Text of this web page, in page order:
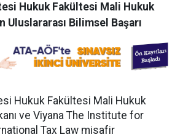
Hukuk Fakültesi Mali Hukuk
Uluslararası Bilimsel Başarı
Hukuk Fakültesi Mali Hukuk
ve Viyana The Institute for
Tax Law misafir